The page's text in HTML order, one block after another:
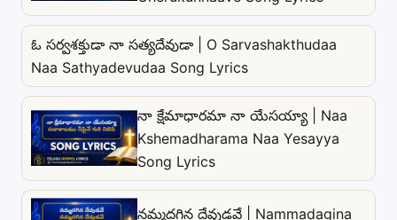
ఓ సర్వశక్తుడా నా సత్యదేవుడా | O Sarvashakthudaa
Naa Sathyadevudaa Song Lyrics
నా క్షేమాధారమా నా యేసయ్యా | Naa
Kshemadharama Naa Yesayya
Song Lyrics
నమ్మదగిన దేవుడవే | Nammadagina